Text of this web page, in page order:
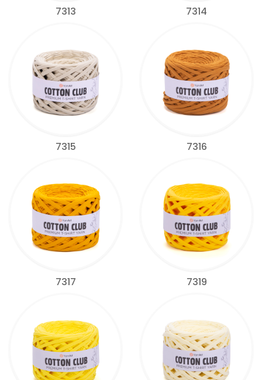
7313 7314
7315 7316
7317 7319